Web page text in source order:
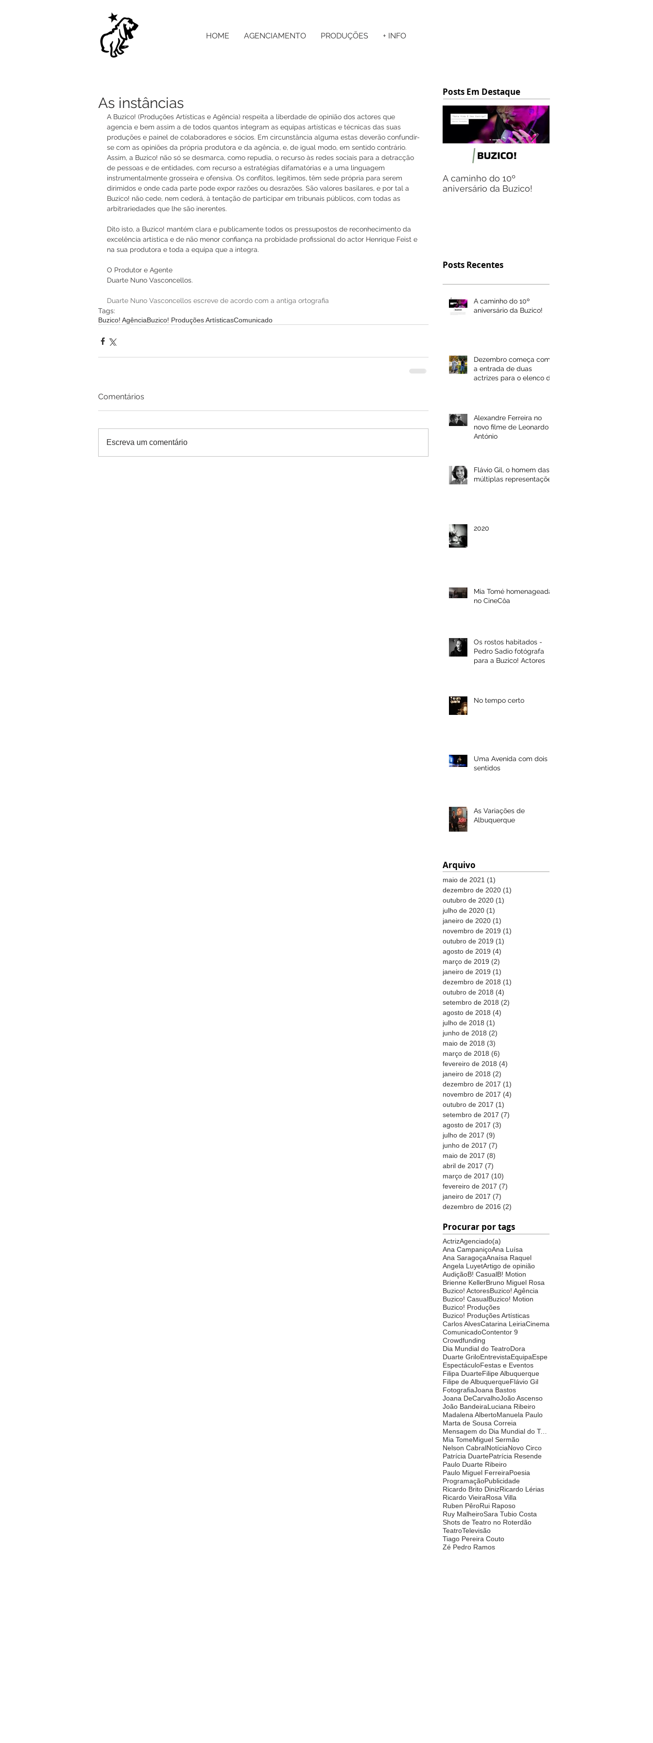
As instâncias
A Buzico! (Produções Artísticas e Agência) respeita a liberdade de opinião dos actores que
agencia e bem assim a de todos quantos integram as equipas artísticas e técnicas das suas
produções e painel de colaboradores e sócios. Em circunstância alguma estas deverão confundir-
se com as opiniões da própria produtora e da agência, e, de igual modo, em sentido contrário.
Assim, a Buzico! não só se desmarca, como repudia, o recurso às redes sociais para a detracção
de pessoas e de entidades, com recurso a estratégias difamatórias e a uma linguagem
instrumentalmente grosseira e ofensiva. Os conflitos, legítimos, têm sede própria para serem
dirimidos e onde cada parte pode expor razões ou desrazões. São valores basilares, e por tal a
Buzico! não cede, nem cederá, à tentação de participar em tribunais públicos, com todas as
arbitrariedades que lhe são inerentes.
Dito isto, a Buzico! mantém clara e publicamente todos os pressupostos de reconhecimento da
excelência artística e de não menor confiança na probidade profissional do actor Henrique Feist e
na sua produtora e toda a equipa que a integra.
O Produtor e Agente
Duarte Nuno Vasconcellos.
Duarte Nuno Vasconcellos escreve de acordo com a antiga ortografia
Tags:
Buzico! AgênciaBuzico! Produções ArtísticasComunicado
Comentários
Escreva um comentário
Posts Em Destaque
A caminho do 10º
aniversário da Buzico!
Posts Recentes
A caminho do 10º
aniversário da Buzico!
Dezembro começa com
a entrada de duas
actrizes para o elenco da
Alexandre Ferreira no
novo filme de Leonardo
António
Flávio Gil, o homem das
múltiplas representações
2020
Mia Tomé homenageada
no CineCôa
Os rostos habitados -
Pedro Sadio fotógrafa
para a Buzico! Actores
No tempo certo
Uma Avenida com dois
sentidos
As Variações de
Albuquerque
Arquivo
maio de 2021 (1)
dezembro de 2020 (1)
outubro de 2020 (1)
julho de 2020 (1)
janeiro de 2020 (1)
novembro de 2019 (1)
outubro de 2019 (1)
agosto de 2019 (4)
março de 2019 (2)
janeiro de 2019 (1)
dezembro de 2018 (1)
outubro de 2018 (4)
setembro de 2018 (2)
agosto de 2018 (4)
julho de 2018 (1)
junho de 2018 (2)
maio de 2018 (3)
março de 2018 (6)
fevereiro de 2018 (4)
janeiro de 2018 (2)
dezembro de 2017 (1)
novembro de 2017 (4)
outubro de 2017 (1)
setembro de 2017 (7)
agosto de 2017 (3)
julho de 2017 (9)
junho de 2017 (7)
maio de 2017 (8)
abril de 2017 (7)
março de 2017 (10)
fevereiro de 2017 (7)
janeiro de 2017 (7)
dezembro de 2016 (2)
Procurar por tags
ActrizAgenciado(a)
Ana CampaniçoAna Luísa
Ana SaragoçaAnaísa Raquel
Angela LuyetArtigo de opinião
AudiçãoB! CasualB! Motion
Brienne KellerBruno Miguel Rosa
Buzico! ActoresBuzico! Agência
Buzico! CasualBuzico! Motion
Buzico! Produções
Buzico! Produções Artísticas
Carlos AlvesCatarina LeiriaCinema
ComunicadoContentor 9
Crowdfunding
Dia Mundial do TeatroDora
Duarte GriloEntrevistaEquipaEspe
EspectáculoFestas e Eventos
Filipa DuarteFilipe Albuquerque
Filipe de AlbuquerqueFlávio Gil
FotografiaJoana Bastos
Joana DeCarvalhoJoão Ascenso
João BandeiraLuciana Ribeiro
Madalena AlbertoManuela Paulo
Marta de Sousa Correia
Mensagem do Dia Mundial do Teatro
Mia TomeMiguel Sermão
Nelson CabralNotíciaNovo Circo
Patrícia DuartePatrícia Resende
Paulo Duarte Ribeiro
Paulo Miguel FerreiraPoesia
ProgramaçãoPublicidade
Ricardo Brito DinizRicardo Lérias
Ricardo VieiraRosa Villa
Ruben PêroRui Raposo
Ruy MalheiroSara Tubio Costa
Shots de Teatro no Roterdão
TeatroTelevisão
Tiago Pereira Couto
Zé Pedro Ramos
HOME AGENCIAMENTO PRODUÇÕES + INFO